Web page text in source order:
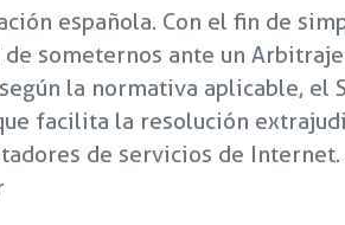
española. Con el fin de
someternos ante un
la normativa aplicable,
facilita la resolución
de servicios de